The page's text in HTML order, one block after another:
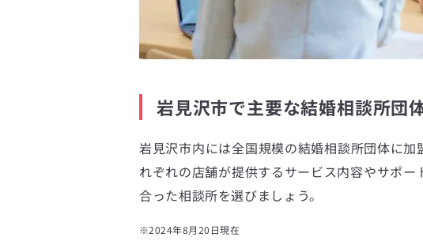
岩見沢市で主要な結婚相談所団
岩見沢市内には全国規模の結婚相談所団体に加
れぞれの店舗が提供するサービス内容やサポ
合った相談所を選びましょう。
※2024年8月20日現在